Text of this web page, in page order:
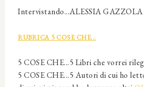
Intervistando...ALESSIA GAZZOLA
RUBRICA 5 COSE CHE...
5 COSE CHE...5 Libri che vorrei
5 COSE CHE...5 Autori di cui ho